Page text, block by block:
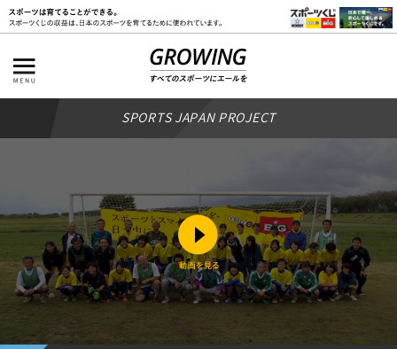
SPORTS JAPAN PROJECT